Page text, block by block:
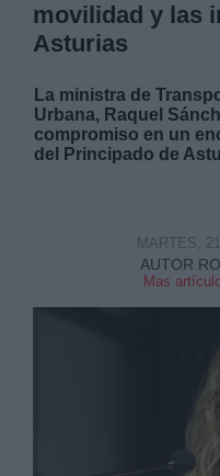
movilidad y las
Asturias
La ministra de
Urbana, Raquel
compromiso en un
del Principado de
AUTOR
Mas
MARTES,
Legitimación: